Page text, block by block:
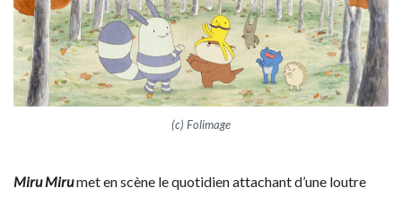
(c) Folimage
Miru Mirumet en scène le quotidien attachant d’une loutre